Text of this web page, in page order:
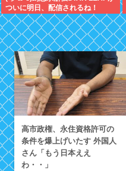
ついに明日、配信されるね！
高市政権、永住資格許可の
条件を爆上げいたす 外国人
さん「もう日本ええ
わ・・」